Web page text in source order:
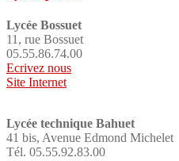
Lycée Bossuet
11, rue Bossuet
05.55.86.74.00
Ecrivez nous
Site Internet
Lycée technique Bahuet
41 bis, Avenue Edmond Michelet
Tél. 05.55.92.83.00